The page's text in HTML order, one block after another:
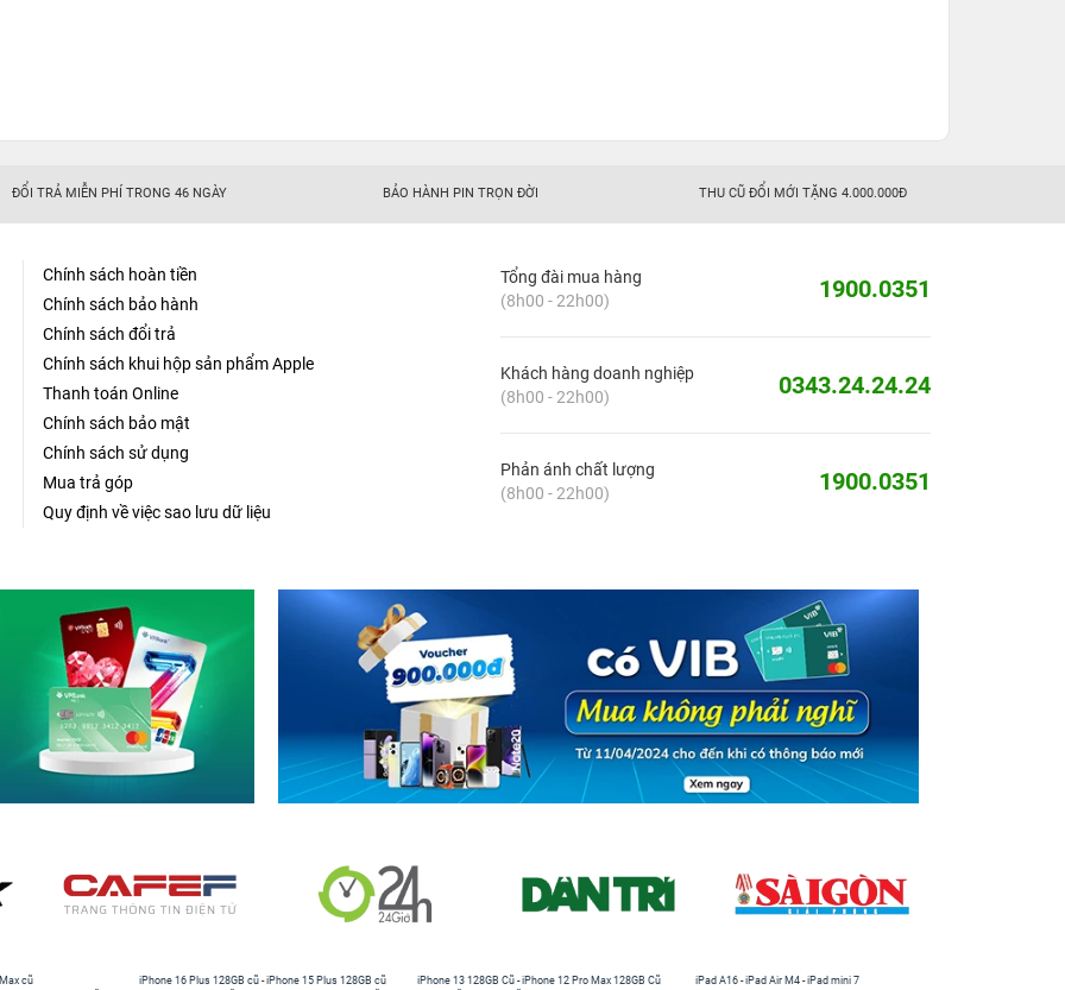
ĐỔI TRẢ MIỄN PHÍ TRONG 46 NGÀY BẢO HÀNH PIN TRỌN ĐỜI THU CŨ ĐỔI MỚI TẶNG 4.000.000Đ
Chính sách hoàn tiền
Chính sách bảo hành
Chính sách đổi trả
Chính sách khui hộp sản phẩm Apple
Thanh toán Online
Chính sách bảo mật
Chính sách sử dụng
Mua trả góp
Quy định về việc sao lưu dữ liệu
Tổng đài mua hàng
(8h00 - 22h00)
1900.0351
Khách hàng doanh nghiệp
(8h00 - 22h00)
0343.24.24.24
Phản ánh chất lượng
(8h00 - 22h00)
1900.0351
cũ
iPhone 16 Plus 128GB cũ -iPhone 15 Plus 128GB cũ
iPhone 13 128GB Cũ -iPhone 12 Pro Max 128GB Cũ
iPad A16 -iPad Air M4 -iPad mini 7